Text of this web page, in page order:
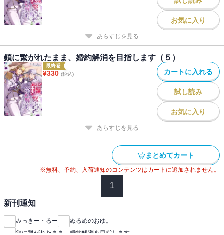
お気に入り
あらすじを見る
鎖に繋がれたまま、婚約解消を目指します（５）
最終巻
¥330 (税込) カートに入れる
試し読み
お気に入り
あらすじを見る
まとめてカート
※無料、予約、入荷通知のコンテンツはカートに追加されません。
1
新刊通知
みっきー・るー
ぬるめのおゆ。
鎖に繋がれたまま、婚約解消を目指します